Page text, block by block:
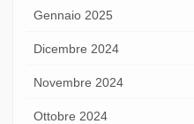
Gennaio 2025
Dicembre 2024
Novembre 2024
Ottobre 2024